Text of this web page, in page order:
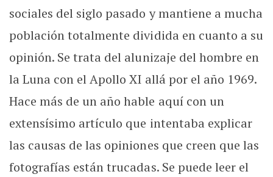
sociales del siglo pasado y mantiene a mucha
población totalmente dividida en cuanto a su
opinión. Se trata del alunizaje del hombre en
la Luna con el Apollo XI allá por el año 1969.
Hace más de un año hable aquí con un
extensísimo artículo que intentaba explicar
las causas de las opiniones que creen que las
fotografías están trucadas. Se puede leer el